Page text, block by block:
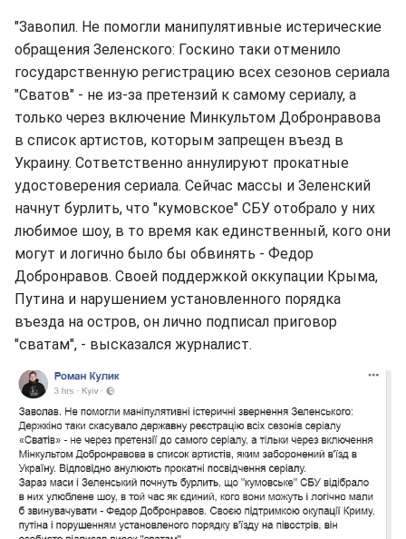
"Завопил. Не помогли манипулятивные истерические
обращения Зеленского: Госкино таки отменило
государственную регистрацию всех сезонов сериала
"Сватов" - не из-за претензий к самому сериалу, а
только через включение Минкультом Добронравова
в список артистов, которым запрещен въезд в
Украину. Сответственно аннулируют прокатные
удостоверения сериала. Сейчас массы и Зеленский
начнут бурлить, что "кумовское" СБУ отобрало у них
любимое шоу, в то время как единственный, кого они
могут и логично было бы обвинять - Федор
Добронравов. Своей поддержкой оккупации Крыма,
Путина и нарушением установленного порядка
въезда на остров, он лично подписал приговор
"сватам", - высказался журналист.